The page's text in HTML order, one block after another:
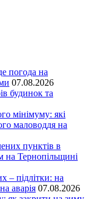
погода на
07.08.2026
будинок та
мінімуму: які
маловоддя на
пунктів в
на Тернопільщині
– підлітки: на
аварія 07.08.2026